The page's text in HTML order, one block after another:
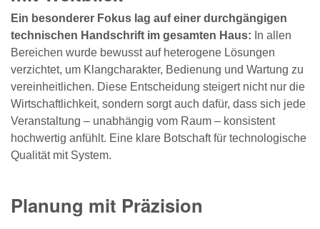
Ein besonderer Fokus lag auf einer durchgängigen
technischen Handschrift im gesamten Haus: In allen
Bereichen wurde bewusst auf heterogene Lösungen
verzichtet, um Klangcharakter, Bedienung und Wartung zu
vereinheitlichen. Diese Entscheidung steigert nicht nur die
Wirtschaftlichkeit, sondern sorgt auch dafür, dass sich jede
Veranstaltung – unabhängig vom Raum – konsistent
hochwertig anfühlt. Eine klare Botschaft für technologische
Qualität mit System.
Planung mit Präzision